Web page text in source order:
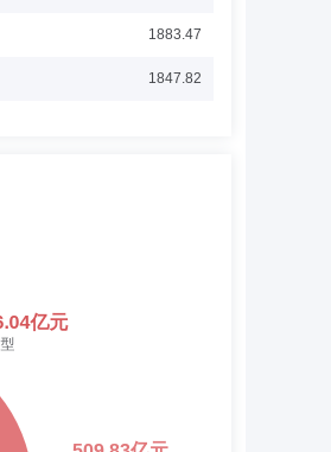
兼研究基助、研究部总监
1883.47
1847.82